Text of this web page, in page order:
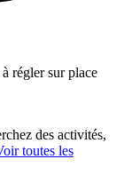
régler sur place
des activités,
toutes les